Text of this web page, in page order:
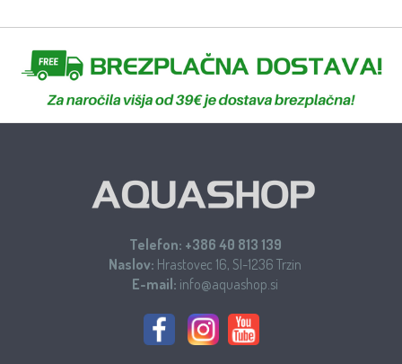
Telefon: +386 40 813 139
Naslov: Hrastovec 16, SI-1236 Trzin
E-mail: info@aquashop.si